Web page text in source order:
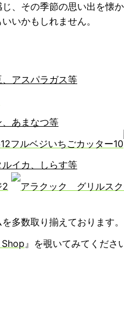
、その季節の思い出を懐
いかもしれません。
アスパラガス等
あまなつ等
イカ、しらす等
多数取り揃えております。
』を覗いてみてくださ